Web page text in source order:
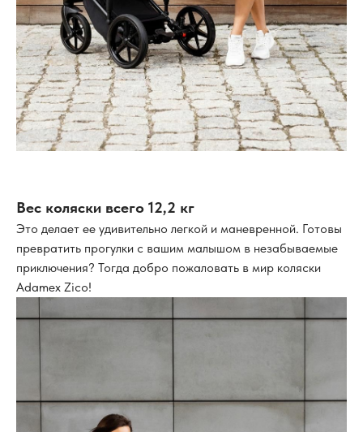
Вес коляски всего 12,2 кг
Это делает ее удивительно легкой и маневренной. Готовы
превратить прогулки с вашим малышом в незабываемые
приключения? Тогда добро пожаловать в мир коляски
Adamex Zico!